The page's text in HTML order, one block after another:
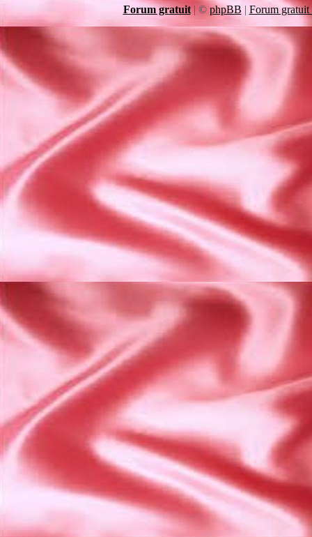
Forum gratuit| © phpBB | Forum gratuit